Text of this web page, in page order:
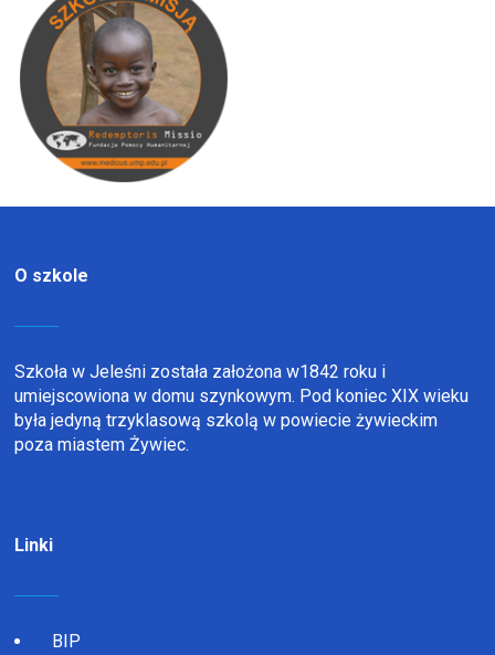
O szkole
Szkoła w Jeleśni została założona w1842 roku i
umiejscowiona w domu szynkowym. Pod koniec XIX wieku
była jedyną trzyklasową szkolą w powiecie żywieckim
poza miastem Żywiec.
Linki
BIP